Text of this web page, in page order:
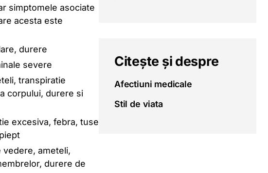
simptomele asociate
acesta este
durere
severe
transpiratie
corpului, durere si
excesiva, febra, tuse
ameteli,
durere de
Citește și despre
Afectiuni medicale
Stil de viata